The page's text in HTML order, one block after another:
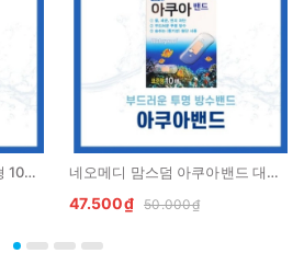
네오메디 아쿠아밴드 표준형 10매 Bang ca nhan chong nuoc 10 mieng 네오메디 맘스덤 아쿠아밴드 대형 5매 Bang ca nhan chong nuoc 5 mieng dan to
47.500₫ 50.000₫